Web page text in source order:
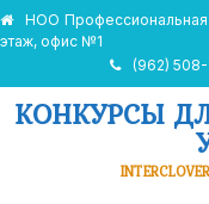
НОО Профессиональная
этаж, офис №1
(962)
КОНКУРСЫ